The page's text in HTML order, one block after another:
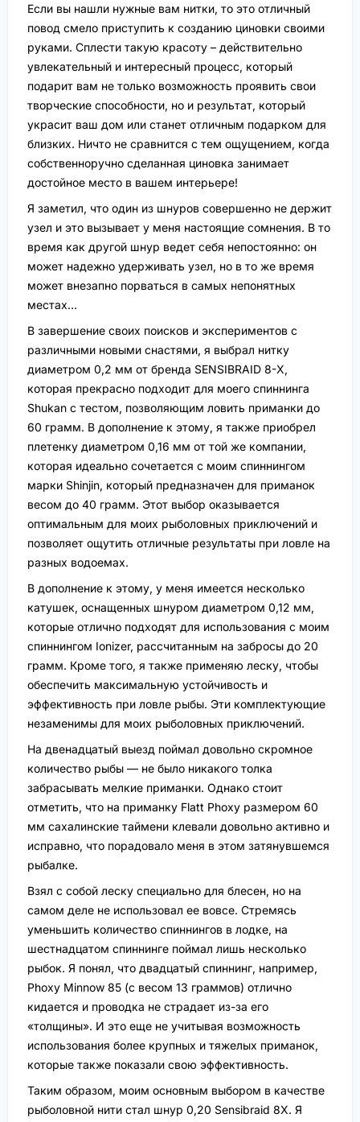
Если вы нашли нужные вам нитки, то это отличный
повод смело приступить к созданию циновки своими
руками. Сплести такую красоту – действительно
увлекательный и интересный процесс, который
подарит вам не только возможность проявить свои
творческие способности, но и результат, который
украсит ваш дом или станет отличным подарком для
близких. Ничто не сравнится с тем ощущением, когда
собственноручно сделанная циновка занимает
достойное место в вашем интерьере!
Я заметил, что один из шнуров совершенно не держит
узел и это вызывает у меня настоящие сомнения. В то
время как другой шнур ведет себя непостоянно: он
может надежно удерживать узел, но в то же время
может внезапно порваться в самых непонятных
местах…
В завершение своих поисков и экспериментов с
различными новыми снастями, я выбрал нитку
диаметром 0,2 мм от бренда SENSIBRAID 8-X,
которая прекрасно подходит для моего спиннинга
Shukan с тестом, позволяющим ловить приманки до
60 грамм. В дополнение к этому, я также приобрел
плетенку диаметром 0,16 мм от той же компании,
которая идеально сочетается с моим спиннингом
марки Shinjin, который предназначен для приманок
весом до 40 грамм. Этот выбор оказывается
оптимальным для моих рыболовных приключений и
позволяет ощутить отличные результаты при ловле на
разных водоемах.
В дополнение к этому, у меня имеется несколько
катушек, оснащенных шнуром диаметром 0,12 мм,
которые отлично подходят для использования с моим
спиннингом Ionizer, рассчитанным на забросы до 20
грамм. Кроме того, я также применяю леску, чтобы
обеспечить максимальную устойчивость и
эффективность при ловле рыбы. Эти комплектующие
незаменимы для моих рыболовных приключений.
На двенадцатый выезд поймал довольно скромное
количество рыбы — не было никакого толка
забрасывать мелкие приманки. Однако стоит
отметить, что на приманку Flatt Phoxy размером 60
мм сахалинские таймени клевали довольно активно и
исправно, что порадовало меня в этом затянувшемся
рыбалке.
Взял с собой леску специально для блесен, но на
самом деле не использовал ее вовсе. Стремясь
уменьшить количество спиннингов в лодке, на
шестнадцатом спиннинге поймал лишь несколько
рыбок. Я понял, что двадцатый спиннинг, например,
Phoxy Minnow 85 (с весом 13 граммов) отлично
кидается и проводка не страдает из-за его
«толщины». И это еще не учитывая возможность
использования более крупных и тяжелых приманок,
которые также показали свою эффективность.
Таким образом, моим основным выбором в качестве
рыболовной нити стал шнур 0,20 Sensibraid 8Х. Я